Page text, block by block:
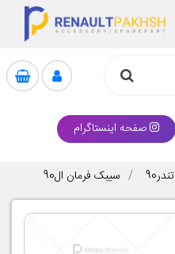
صفحه اینستاگرام
تندر90 سیبک فرمان ال90